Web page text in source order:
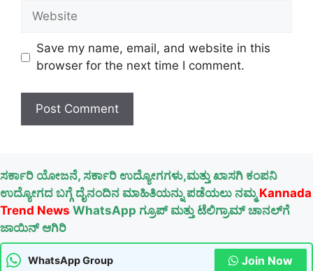
Website
Save my name, email, and website in this
browser for the next time I comment.
ಸರ್ಕಾರಿ ಯೋಜನೆ, ಸರ್ಕಾರಿ ಉದ್ಯೋಗಗಳು,ಮತ್ತು ಖಾಸಗಿ ಕಂಪನಿ
ಉದ್ಯೋಗದ ಬಗ್ಗೆ ದೈನಂದಿನ ಮಾಹಿತಿಯನ್ನು ಪಡೆಯಲು ನಮ್ಮ Kannada
Trend News WhatsApp ಗ್ರೂಪ್ ಮತ್ತು ಟೆಲಿಗ್ರಾಮ್ ಚಾನಲ್‌ಗೆ
ಜಾಯಿನ್ ಆಗಿರಿ
WhatsApp Group Join Now